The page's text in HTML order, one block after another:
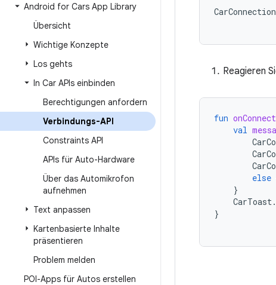
Android for Cars App Library
Übersicht
Wichtige Konzepte
Los gehts
In Car APIs einbinden
Berechtigungen anfordern
Verbindungs-API
Constraints API
APIs für Auto-Hardware
Über das Automikrofon
aufnehmen
Text anpassen
Kartenbasierte Inhalte
präsentieren
Problem melden
POI-Apps für Autos erstellen
CarConnection
Reagieren
fun
val
else
}
CarToast.
}